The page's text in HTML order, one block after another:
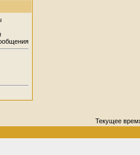
Текущее